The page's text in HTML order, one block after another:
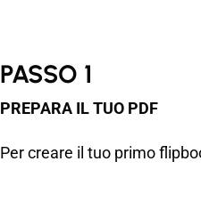
PASSO 1
PREPARA IL TUO PDF
Per creare il tuo primo